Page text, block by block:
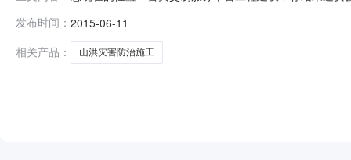
建融工程咨询有限公司招标代理机构联系电话028-
发布时间： 2015-06-11
相关产品：
山洪灾害防治施工